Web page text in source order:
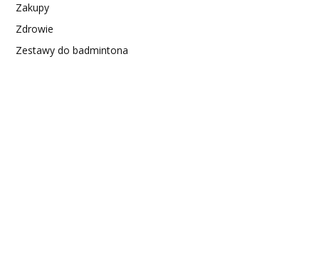
Zakupy
Zdrowie
Zestawy do badmintona